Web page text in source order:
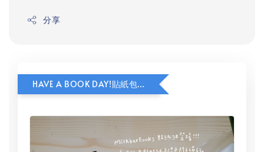
分享
HAVE A BOOK DAY!貼紙包加價購